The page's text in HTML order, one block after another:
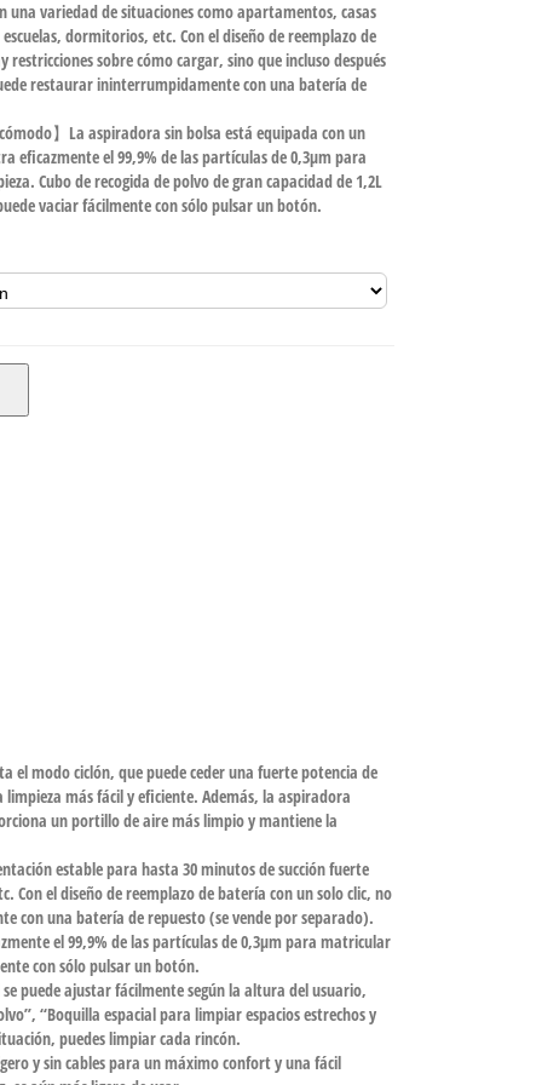
una variedad de situaciones como apartamentos, casas
dormitorios, etc. Con el diseño de reemplazo de
sobre cómo cargar, sino que incluso después
restaurar ininterrumpidamente con una batería de
】La aspiradora sin bolsa está equipada con un
eficazmente el 99,9% de las partículas de 0,3μm para
Cubo de recogida de polvo de gran capacidad de 1,2L
vaciar fácilmente con sólo pulsar un botón.
el modo ciclón, que puede ceder una fuerte potencia de
más fácil y eficiente. Además, la aspiradora
un portillo de aire más limpio y mantiene la
estable para hasta 30 minutos de succión fuerte
el diseño de reemplazo de batería con un solo clic, no
con una batería de repuesto (se vende por separado).
el 99,9% de las partículas de 0,3μm para matricular
con sólo pulsar un botón.
puede ajustar fácilmente según la altura del usuario,
“Boquilla espacial para limpiar espacios estrechos y
puedes limpiar cada rincón.
y sin cables para un máximo confort y una fácil